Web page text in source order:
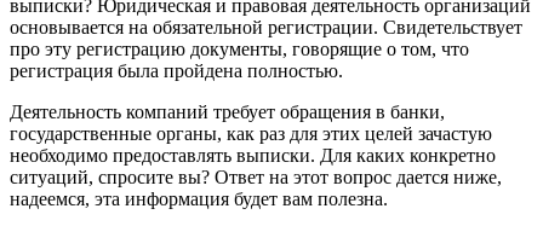
выписки? Юридическая и правовая деятельность организаций
основывается на обязательной регистрации. Свидетельствует
про эту регистрацию документы, говорящие о том, что
регистрация была пройдена полностью.
Деятельность компаний требует обращения в банки,
государственные органы, как раз для этих целей зачастую
необходимо предоставлять выписки. Для каких конкретно
ситуаций, спросите вы? Ответ на этот вопрос дается ниже,
надеемся, эта информация будет вам полезна.